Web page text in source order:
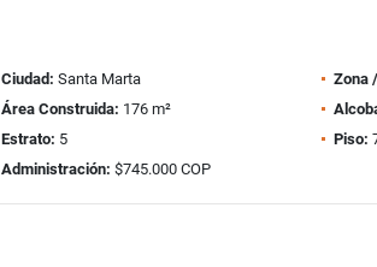
Ciudad: Santa Marta Zona
Área Construida: 176 m²
Estrato: 5 Piso:
Administración: $745.000 COP